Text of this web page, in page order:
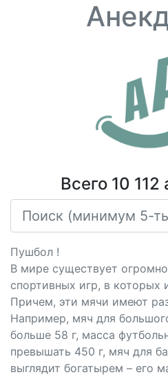
Всего 10 112
Пушбол !
В мире существует
спортивных игр, в которых
Причем, эти мячи имеют
Например, мяч для
больше 58 г, масса
превышать 450 г, мяч для
выглядит богатырем – его